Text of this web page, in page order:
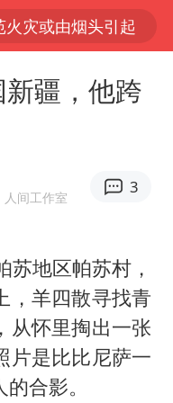
火灾或由烟头引起
闭眼了
云南一地村民过火把节意外灼伤16人
毒意味着什么
以来最大单周涨幅
王虹邓煜的同学获统计学界诺贝尔奖
疆，他跨
人间工作室
3
苏地区帕苏村，
，羊四散寻找青
从怀里掏出一张
片是比比尼萨一
合影。